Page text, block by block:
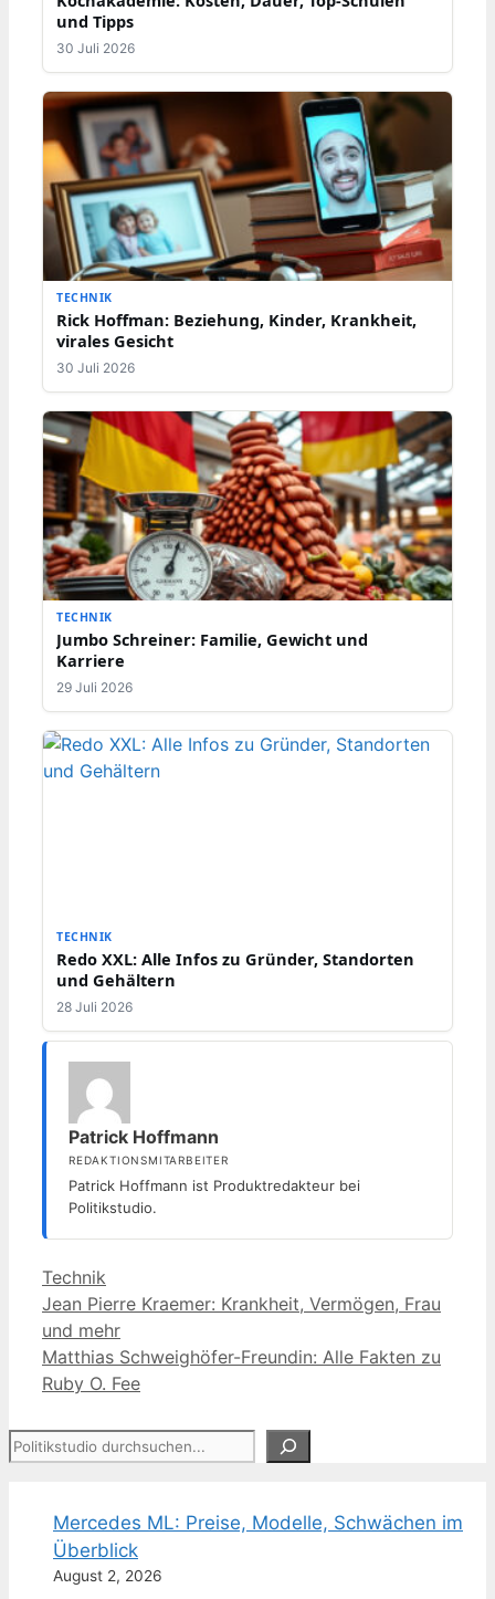
und Tipps
30 Juli 2026
TECHNIK
Rick Hoffman: Beziehung, Kinder, Krankheit,
virales Gesicht
30 Juli 2026
TECHNIK
Jumbo Schreiner: Familie, Gewicht und
Karriere
29 Juli 2026
TECHNIK
Redo XXL: Alle Infos zu Gründer, Standorten
und Gehältern
28 Juli 2026
Patrick Hoffmann
REDAKTIONSMITARBEITER
Patrick Hoffmann ist Produktredakteur bei
Politikstudio.
Kategorien
Technik
Jean Pierre Kraemer: Krankheit, Vermögen, Frau
und mehr
Matthias Schweighöfer-Freundin: Alle Fakten zu
Ruby O. Fee
Suchen
Mercedes ML: Preise, Modelle, Schwächen im
Überblick
August 2, 2026